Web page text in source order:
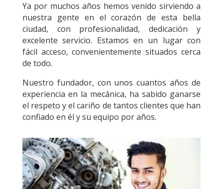
Ya por muchos años hemos venido sirviendo a
nuestra gente en el corazón de esta bella
ciudad, con profesionalidad, dedicación y
excelente servicio. Estamos en un lugar con
fácil acceso, convenientemente situados cerca
de todo.
Nuestro fundador, con unos cuantos años de
experiencia en la mecánica, ha sabido ganarse
el respeto y el cariño de tantos clientes que han
confiado en él y su equipo por años.